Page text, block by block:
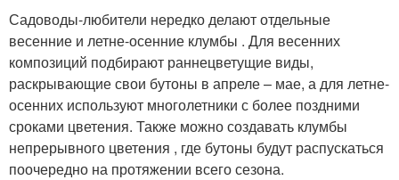
Садоводы-любители нередко делают отдельные
весенние и летне-осенние клумбы . Для весенних
композиций подбирают раннецветущие виды,
раскрывающие свои бутоны в апреле – мае, а для летне-
осенних используют многолетники с более поздними
сроками цветения. Также можно создавать клумбы
непрерывного цветения , где бутоны будут распускаться
поочередно на протяжении всего сезона.